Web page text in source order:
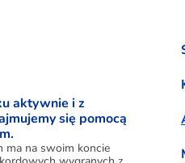
aktywnie i z
się pomocą
ma na swoim koncie